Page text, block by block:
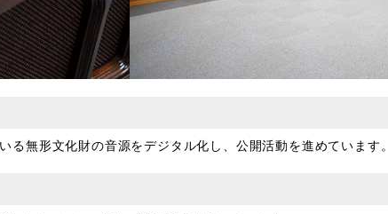
無形文化財の音源をデジタル化し、公開活動を進めています。